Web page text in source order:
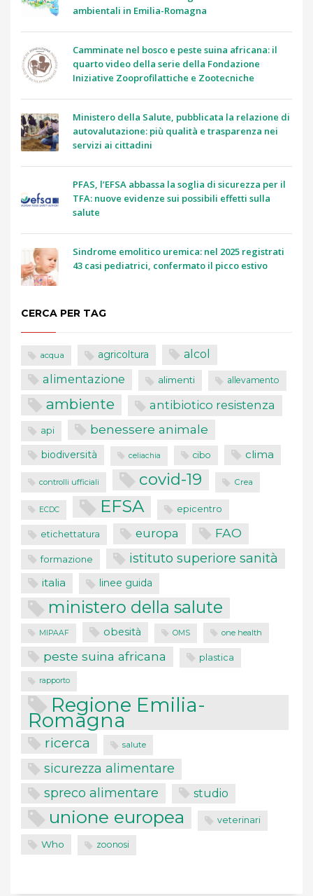
ambientali in Emilia-Romagna
Camminate nel bosco e peste suina africana: il
quarto video della serie della Fondazione
Iniziative Zooprofilattiche e Zootecniche
Ministero della Salute, pubblicata la relazione di
autovalutazione: più qualità e trasparenza nei
servizi ai cittadini
PFAS, l’EFSA abbassa la soglia di sicurezza per il
TFA: nuove evidenze sui possibili effetti sulla
salute
Sindrome emolitico uremica: nel 2025 registrati
43 casi pediatrici, confermato il picco estivo
CERCA PER TAG
acqua agricoltura alcol
alimentazione alimenti allevamento
ambiente antibiotico resistenza
api benessere animale
biodiversità celiachia cibo clima
controlli ufficiali covid-19 Crea
ECDC EFSA epicentro
etichettatura europa FAO
formazione istituto superiore sanità
italia linee guida
ministero della salute
MIPAAF obesità OMS one health
peste suina africana plastica
rapporto
Regione Emilia-
Romagna
ricerca salute
sicurezza alimentare
spreco alimentare studio
unione europea veterinari
Who zoonosi